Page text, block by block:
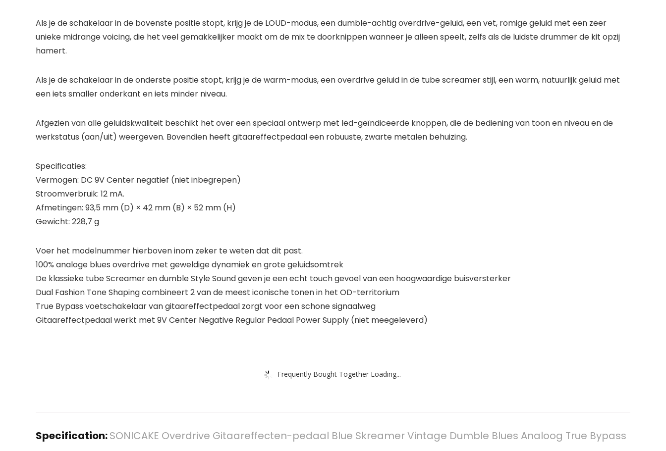
Als je de schakelaar in de bovenste positie stopt, krijg je de LOUD-modus, een dumble-achtig overdrive-geluid, een vet, romige geluid met een zeer
unieke midrange voicing, die het veel gemakkelijker maakt om de mix te doorknippen wanneer je alleen speelt, zelfs als de luidste drummer de kit opzij
hamert.
Als je de schakelaar in de onderste positie stopt, krijg je de warm-modus, een overdrive geluid in de tube screamer stijl, een warm, natuurlijk geluid met
een iets smaller onderkant en iets minder niveau.
Afgezien van alle geluidskwaliteit beschikt het over een speciaal ontwerp met led-geïndiceerde knoppen, die de bediening van toon en niveau en de
werkstatus (aan/uit) weergeven. Bovendien heeft gitaareffectpedaal een robuuste, zwarte metalen behuizing.
Specificaties:
Vermogen: DC 9V Center negatief (niet inbegrepen)
Stroomverbruik: 12 mA.
Afmetingen: 93,5 mm (D) × 42 mm (B) × 52 mm (H)
Gewicht: 228,7 g
Voer het modelnummer hierboven inom zeker te weten dat dit past.
100% analoge blues overdrive met geweldige dynamiek en grote geluidsomtrek
De klassieke tube Screamer en dumble Style Sound geven je een echt touch gevoel van een hoogwaardige buisversterker
Dual Fashion Tone Shaping combineert 2 van de meest iconische tonen in het OD-territorium
True Bypass voetschakelaar van gitaareffectpedaal zorgt voor een schone signaalweg
Gitaareffectpedaal werkt met 9V Center Negative Regular Pedaal Power Supply (niet meegeleverd)
Frequently Bought Together Loading...
Specification:SONICAKE Overdrive Gitaareffecten-pedaal Blue Skreamer Vintage Dumble Blues Analoog True Bypass